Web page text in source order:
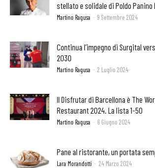
stellato e solidale di Poldo Panino
Martino Ragusa - 9 Settembre 2024
Continua l’impegno di Surgital
2030
Martino Ragusa - 2 Luglio 2024
Il Disfrutar di Barcellona è The
Restaurant 2024. La lista 1-50
Martino Ragusa - 6 Giugno 2024
Pane al ristorante, un portata
Lara Morandotti - 24 Marzo 2024